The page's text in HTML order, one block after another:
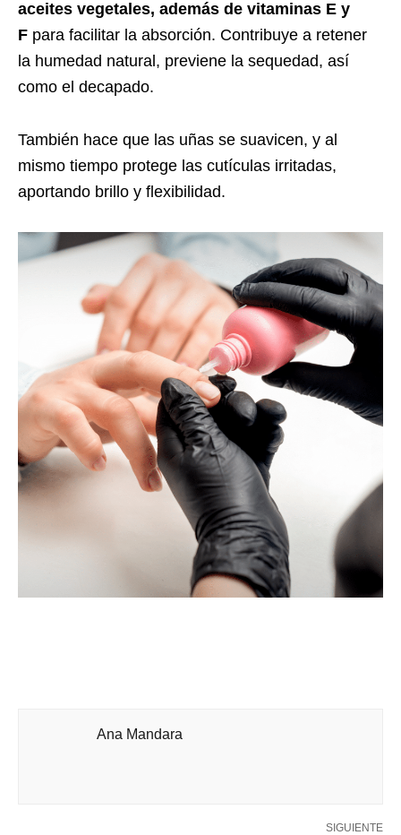
aceites vegetales, además de vitaminas E y
F para facilitar la absorción. Contribuye a retener
la humedad natural, previene la sequedad, así
como el decapado.
También hace que las uñas se suavicen, y al
mismo tiempo protege las cutículas irritadas,
aportando brillo y flexibilidad.
Ana Mandara
SIGUIENTE